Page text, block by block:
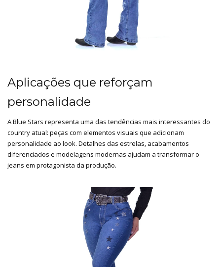
Aplicações que reforçam
personalidade
A Blue Stars representa uma das tendências mais interessantes do
country atual: peças com elementos visuais que adicionam
personalidade ao look. Detalhes das estrelas, acabamentos
diferenciados e modelagens modernas ajudam a transformar o
jeans em protagonista da produção.